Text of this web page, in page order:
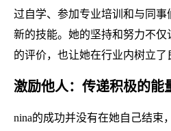
过自学、参加专业培训和与同
新的技能。她的坚持和努力不
的评价，也让她在行业内树立了
激励他人：传递积极的能
nina的成功并没有在她自己结束